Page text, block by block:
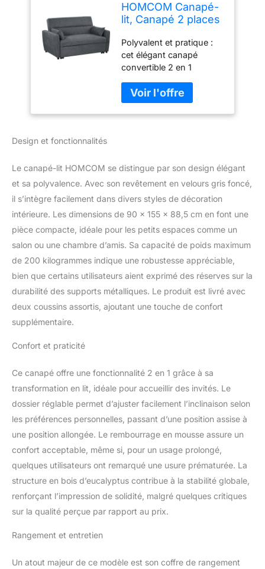
HOMCOM Canapé-
lit, Canapé 2 places
sommeil, Dossier
réglable, Canapé
avec coussins,
aspect velours,
Canapé-lit avec
coffre de
rangement pour
Polyvalent et pratique :
cet élégant canapé
convertible 2 en 1
élégant et une excellente
fonctionnalité, idéal pour
n'importe quel espace de
transformez-le
rapidement en un lit
d'appoint confortable la
nuit. CONFORT
ERGONOMIQUE : le
dossier de ce canapé-lit
peut être réglé sur trois
position de détente
parfaite. Grâce aux
roulettes qui glissent en
douceur, déplacez
profitez d'un confort
d'assise supérieur avec
des coussins
rembourrés luxuriants,
coussins
supplémentaires et un
accoudoir utile. La
housse en tissu doux du
couchage est agréable
sur la peau et augmente
robuste en bois
Design et fonctionnalités
Le canapé-lit HOMCOM se distingue par son design élégant
et sa polyvalence. Avec son revêtement en velours gris foncé,
il s’intègre facilement dans divers styles de décoration
intérieure. Les dimensions de 90 x 155 x 88,5 cm en font une
pièce compacte, idéale pour les petits espaces comme un
salon ou une chambre d’amis. Sa capacité de poids maximum
de 200 kilogrammes indique une robustesse appréciable,
bien que certains utilisateurs aient exprimé des réserves sur la
durabilité des supports métalliques. Le produit est livré avec
deux coussins assortis, ajoutant une touche de confort
supplémentaire.
Confort et praticité
Ce canapé offre une fonctionnalité 2 en 1 grâce à sa
transformation en lit, idéale pour accueillir des invités. Le
dossier réglable permet d’ajuster facilement l’inclinaison selon
les préférences personnelles, passant d’une position assise à
une position allongée. Le rembourrage en mousse assure un
confort acceptable, même si, pour un usage prolongé,
quelques utilisateurs ont remarqué une usure prématurée. La
structure en bois d’eucalyptus contribue à la stabilité globale,
renforçant l’impression de solidité, malgré quelques critiques
sur la qualité perçue par rapport au prix.
Rangement et entretien
Un atout majeur de ce modèle est son coffre de rangement